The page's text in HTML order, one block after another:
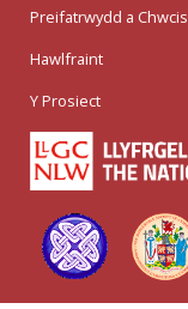
Preifatrwydd a Chwcis
Hawlfraint
Y Prosiect